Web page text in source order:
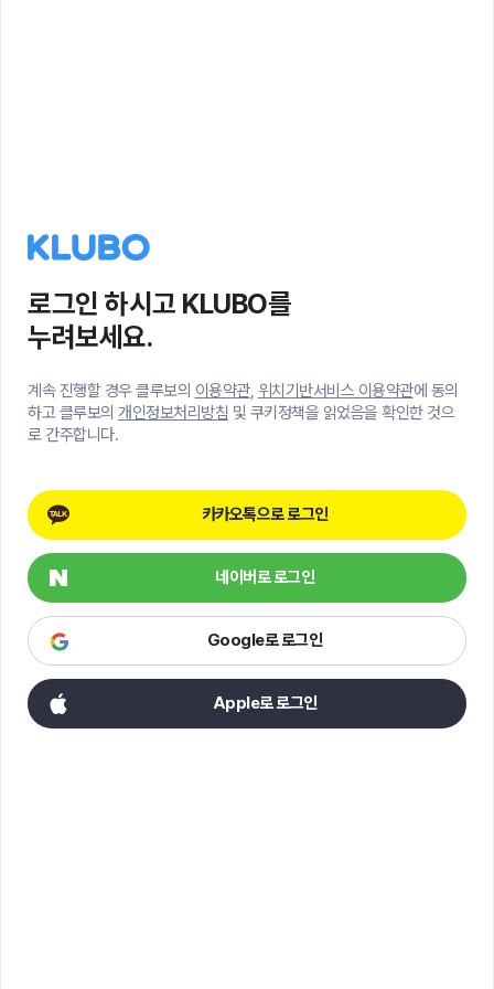
로그인 하시고 KLUBO를
누려보세요.
계속 진행할 경우 클루보의 이용약관, 위치기반서비스 이용약관에 동의
하고 클루보의 개인정보처리방침 및 쿠키정책을 읽었음을 확인한 것으
로 간주합니다.
카카오톡으로 로그인
네이버로 로그인
Google로 로그인
Apple로 로그인